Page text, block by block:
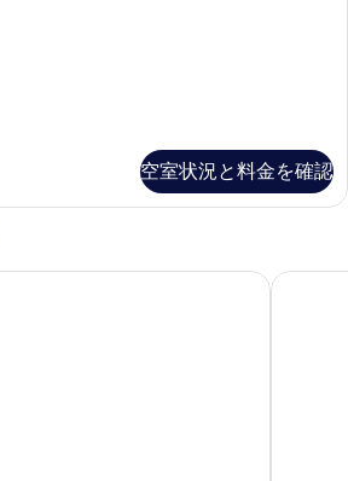
空室状況と料金を確認
カタロ